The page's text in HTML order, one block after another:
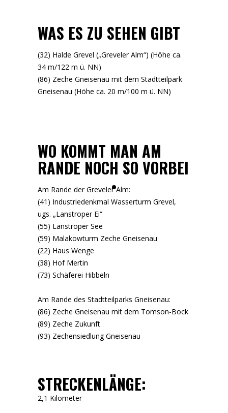
WAS ES ZU SEHEN GIBT
(32) Halde Grevel („Greveler Alm“) (Höhe ca.
34 m/122 m ü. NN)
(86) Zeche Gneisenau mit dem Stadtteilpark
Gneisenau (Höhe ca. 20 m/100 m ü. NN)
WO KOMMT MAN AM
RANDE NOCH SO VORBEI
Am Rande der Greveler Alm:
(41) Industriedenkmal Wasserturm Grevel,
ugs. „Lanstroper Ei“
(55) Lanstroper See
(59) Malakowturm Zeche Gneisenau
(22) Haus Wenge
(38) Hof Mertin
(73) Schäferei Hibbeln
Am Rande des Stadtteilparks Gneisenau:
(86) Zeche Gneisenau mit dem Tomson-Bock
(89) Zeche Zukunft
(93) Zechensiedlung Gneisenau
STRECKENLÄNGE:
2,1 Kilometer